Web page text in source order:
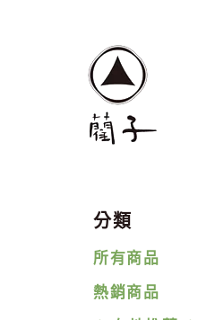
分類
所有商品
熱銷商品